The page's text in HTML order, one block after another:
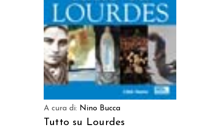
A cura di: Nino Bucca
Tutto su Lourdes